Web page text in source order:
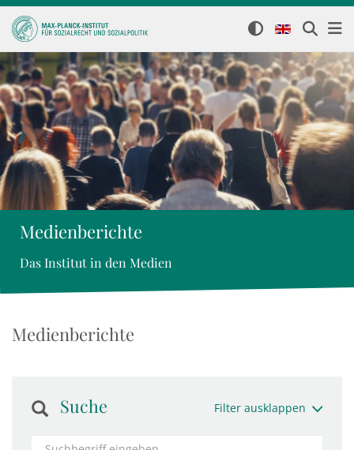
Medienberichte
Das Institut in den Medien
Medienberichte
Suche Filter ausklappen